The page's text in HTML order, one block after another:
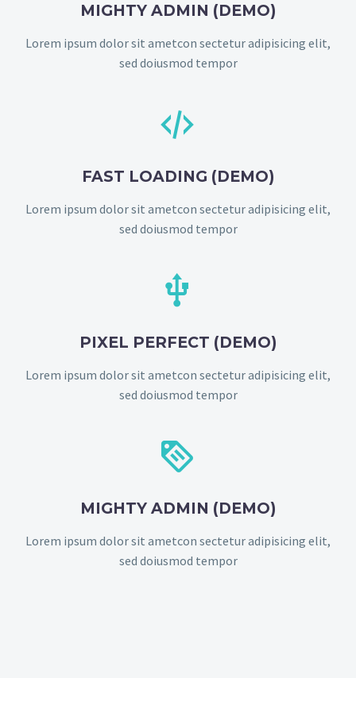
MIGHTY ADMIN (DEMO)
Lorem ipsum dolor sit ametcon sectetur adipisicing elit,
sed doiusmod tempor


FAST LOADING (DEMO)
Lorem ipsum dolor sit ametcon sectetur adipisicing elit,
sed doiusmod tempor


PIXEL PERFECT (DEMO)
Lorem ipsum dolor sit ametcon sectetur adipisicing elit,
sed doiusmod tempor


MIGHTY ADMIN (DEMO)
Lorem ipsum dolor sit ametcon sectetur adipisicing elit,
sed doiusmod tempor